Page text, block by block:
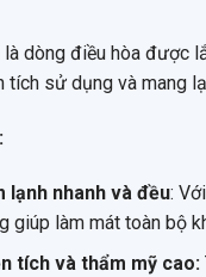
dòng điều hòa được
tích sử dụng và mang
lạnh nhanh và đều:
giúp làm mát toàn bộ
tích và thẩm mỹ cao: